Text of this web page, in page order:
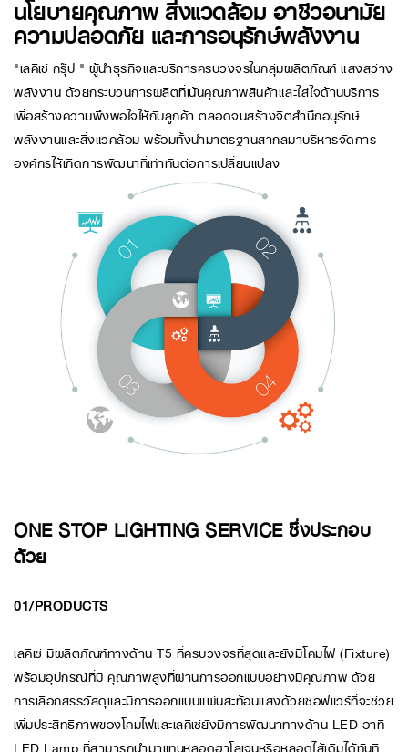
นโยบายคุณภาพ สิ่งแวดล้อม อาชีวอนามัย
ความปลอดภัย และการอนุรักษ์พลังงาน
​"เลคิเช่ กรุ๊ป " ผู้นำธุรกิจและบริการครบวงจรในกลุ่มผลิตภัณฑ์ แสงสว่าง
พลังงาน ด้วยกระบวนการผลิตที่เน้นคุณภาพสินค้าและใส่ใจด้านบริการ
เพื่อสร้างความพึงพอใจให้กับลูกค้า ตลอดจนสร้างจิตสำนึกอนุรักษ์
พลังงานและสิ่งแวคล้อม พร้อมทั้งนำมาตรฐานสากลมาบริหารจัดการ
องค์กรให้เกิดการพัฒนาที่เท่าทันต่อการเปลี่ยนแปลง
ONE STOP LIGHTING SERVICE ซึ่งประกอบ
ด้วย
01/PRODUCTS
เลคิเซ่ มีผลิตภัณฑ์ทางด้าน T5 ที่ครบวงจรที่สุดและยังมีโคมไฟ (Fixture)
พร้อมอุปกรณ์ที่มี คุณภาพสูงที่ผ่านการออกแบบอย่างมีคุณภาพ ด้วย
การเลือกสรรวัสดุและมีการออกแบบแผ่นสะท้อนแสงด้วยซอฟแวร์ที่จะช่วย
เพิ่มประสิทธิภาพของโคมไฟและเลคิเซ่ยังมีการพัฒนาทางด้าน LED อาทิ
LED Lamp ที่สามารถนำมาแทนหลอดฮาโลเจนหรือหลอดไส้เดิมได้ทันที